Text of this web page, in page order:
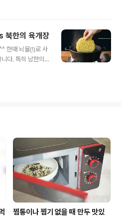
각만 해도 침이 고
로 썬 국수'~! 칼
. 그러니까 칼국수
음 칼로 가늘게 썰
영어로 하면 혹
북한의 육개장
한때 뇌물(!)로 사
다. 특히 남한의
더욱 생각나는 육
위해오늘 에서는
간을 가져볼까 합
찜통이나 찜기 없을 때 만두 맛있